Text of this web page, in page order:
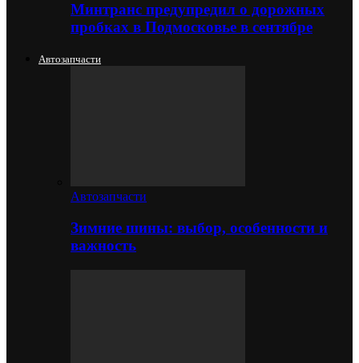
Минтранс предупредил о дорожных
пробках в Подмосковье в сентябре
Автозапчасти
Автозапчасти
Зимние шины: выбор, особенности и
важность